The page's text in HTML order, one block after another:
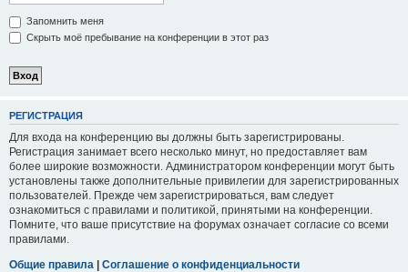
Запомнить меня
Скрыть моё пребывание на конференции в этот раз
РЕГИСТРАЦИЯ
Для входа на конференцию вы должны быть зарегистрированы.
Регистрация занимает всего несколько минут, но предоставляет вам
более широкие возможности. Администратором конференции могут быть
установлены также дополнительные привилегии для зарегистрированных
пользователей. Прежде чем зарегистрироваться, вам следует
ознакомиться с правилами и политикой, принятыми на конференции.
Помните, что ваше присутствие на форумах означает согласие со всеми
правилами.
Общие правила | Соглашение о конфиденциальности